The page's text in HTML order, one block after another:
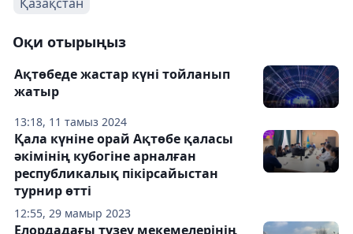
Оқи отырыңыз
13:18, 11 тамыз 2024
Ақтөбеде жастар күні тойланып
жатыр
12:55, 29 мамыр 2023
Қала күніне орай Ақтөбе қаласы
әкімінің кубогіне арналған
республикалық пікірсайыстан
турнир өтті
Елордадағы түзеу мекемелерінің